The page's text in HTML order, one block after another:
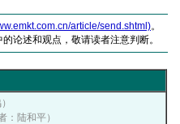
article/send.shtml)。
论述和观点，敬请读者注意判断。
：陆和平）